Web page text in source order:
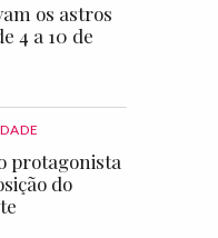
os astros
4 a 10 de
protagonista
do